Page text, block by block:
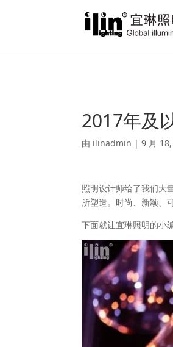
: A non-numeric value
2017年及
由 ilinadmin |9 月
照明设计师给了我们大
所塑造。时尚、新颖、
下面就让宜琳照明的小